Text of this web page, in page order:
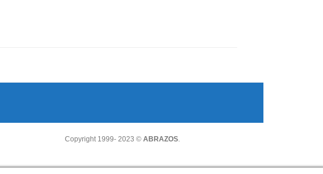
Copyright 1999- 2023 © ABRAZOS.